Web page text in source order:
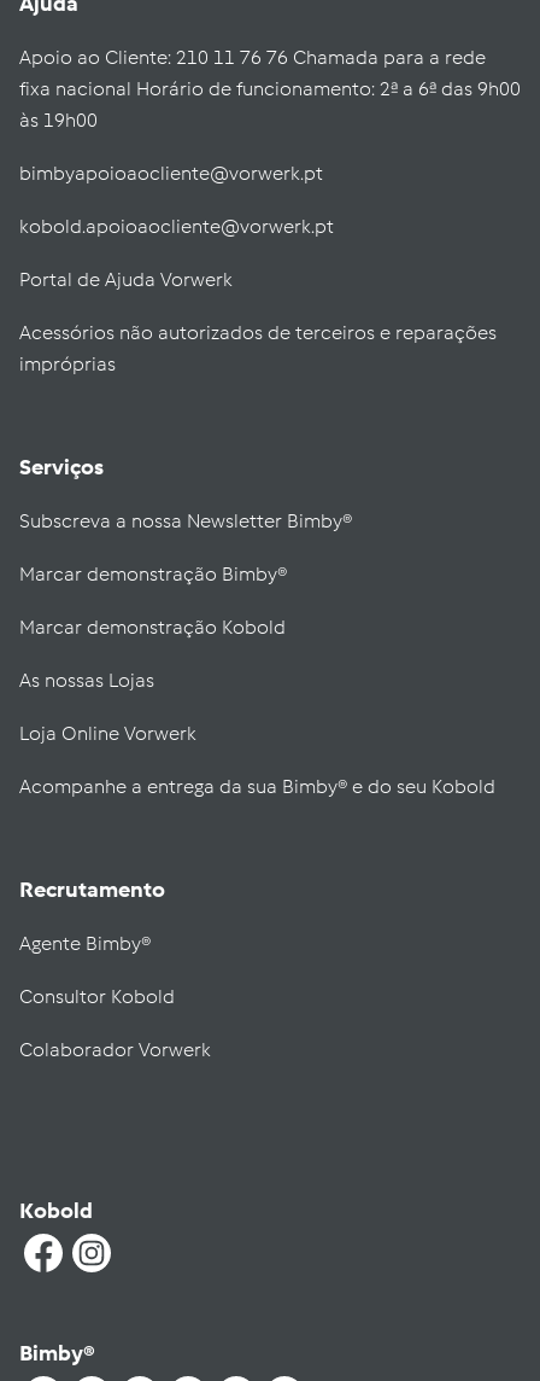
Apoio ao Cliente: 210 11 76 76 Chamada para a rede
fixa nacional Horário de funcionamento: 2ª a 6ª das 9h00
às 19h00
bimbyapoioaocliente@vorwerk.pt
kobold.apoioaocliente@vorwerk.pt
Portal de Ajuda Vorwerk
Acessórios não autorizados de terceiros e reparações
impróprias
Serviços
Subscreva a nossa Newsletter Bimby®
Marcar demonstração Bimby®
Marcar demonstração Kobold
As nossas Lojas
Loja Online Vorwerk
Acompanhe a entrega da sua Bimby® e do seu Kobold
Recrutamento
Agente Bimby®
Consultor Kobold
Colaborador Vorwerk
Kobold
Bimby®